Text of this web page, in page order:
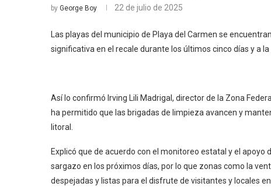
by George Boy 22 de julio de 2025
Las playas del municipio de Playa del Carmen se
significativa en el recale durante los últimos cinco días y a
Así lo confirmó Irving Lili Madrigal, director de la Zona
ha permitido que las brigadas de limpieza avancen y
litoral.
Explicó que de acuerdo con el monitoreo estatal y el
sargazo en los próximos días, por lo que zonas como la
despejadas y listas para el disfrute de visitantes y locales